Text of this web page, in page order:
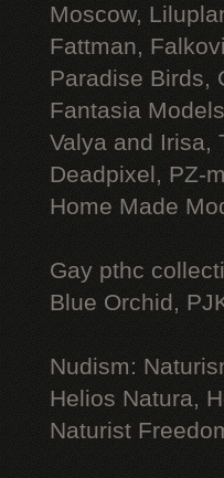
Moscow,
Fattman,
Paradise Birds,
Fantasia
Valya and Irisa,
Deadpixel, PZ-
Home Made
Gay рthс
Blue Orchid,
Nudism:
Helios Natura,
Naturist